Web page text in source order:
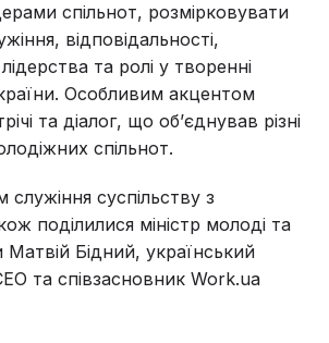
спільнот, розмірковувати
відповідальності,
та ролі у творенні
Особливим акцентом
та діалог, що об’єднував різні
спільнот.
суспільству з
поділилися міністр молоді та
Матвій Бідний, український
та співзасновник Work.ua